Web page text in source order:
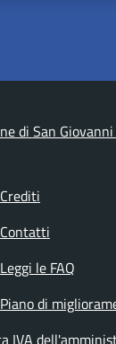
di San
Crediti
Contatti
Leggi le FAQ
Piano di
IVA